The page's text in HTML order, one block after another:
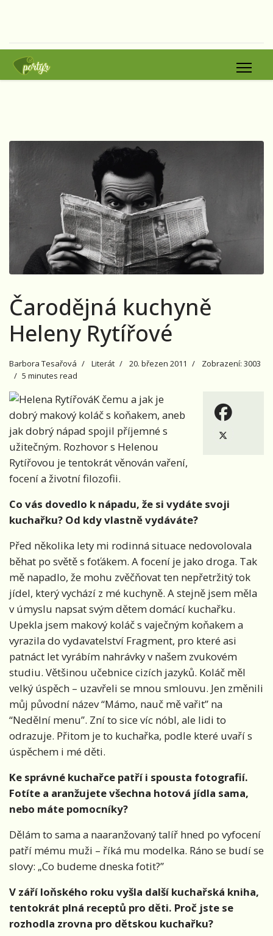
Čarodějná kuchyně
Heleny Rytířové
Barbora Tesařová Literát 20. březen 2011
Zobrazení: 3003
5 minutes read
K čemu a jak je
dobrý makový koláč s koňakem, aneb
jak dobrý nápad spojil příjemné s
užitečným. Rozhovor s Helenou
Rytířovou je tentokrát věnován vaření,
focení a životní filozofii.
Co vás dovedlo k nápadu, že si vydáte svoji
kuchařku? Od kdy vlastně vydáváte?
Před několika lety mi rodinná situace nedovolovala
běhat po světě s foťákem. A focení je jako droga. Tak
mě napadlo, že mohu zvěčňovat ten nepřetržitý tok
jídel, který vychází z mé kuchyně. A stejně jsem měla
v úmyslu napsat svým dětem domácí kuchařku.
Upekla jsem makový koláč s vaječným koňakem a
vyrazila do vydavatelství Fragment, pro které asi
patnáct let vyrábím nahrávky v našem zvukovém
studiu. Většinou učebnice cizích jazyků. Koláč měl
velký úspěch – uzavřeli se mnou smlouvu. Jen změnili
můj původní název “Mámo, nauč mě vařit” na
“Nedělní menu”. Zní to sice víc nóbl, ale lidi to
odrazuje. Přitom je to kuchařka, podle které uvaří s
úspěchem i mé děti.
Ke správné kuchařce patří i spousta fotografií.
Fotíte a aranžujete všechna hotová jídla sama,
nebo máte pomocníky?
Dělám to sama a naaranžovaný talíř hned po vyfocení
patří mému muži – říká mu modelka. Ráno se budí se
slovy: „Co budeme dneska fotit?”
V září loňského roku vyšla další kuchařská kniha,
tentokrát plná receptů pro děti. Proč jste se
rozhodla zrovna pro dětskou kuchařku?